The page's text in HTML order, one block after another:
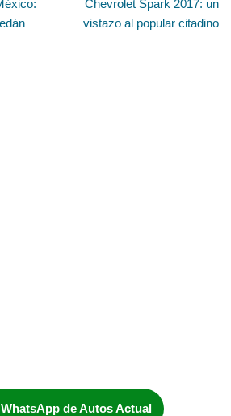
Chevrolet Spark 2017: un
vistazo al popular citadino
de Autos Actual